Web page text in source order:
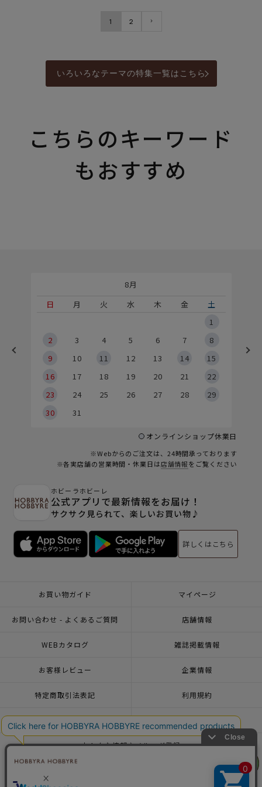
フェア
1 2
いろいろなテーマの特集一覧はこちら
こちらのキーワード
もおすすめ
フェア
8月
日
月 火 水 木 金
土
1
2
3 4 5 6 7
8
9
10 11 12 13 14
15
16
17 18 19 20 21
22
23
24 25 26 27 28
29
30
31
オンラインショップ休業日
※Webからのご注文は、24時間承っております
※各実店舗の営業時間・休業日は店舗情報をご覧ください
ホビーラホビーレ
公式アプリで最新情報をお届け！
サクサク見られて、楽しいお買い物♪
詳しくはこちら
お買い物ガイド マイページ
お問い合わせ - よくあるご質問 店舗情報
WEBカタログ 雑誌掲載情報
お客様レビュー 企業情報
特定商取引法表記 利用規約
一緒に働こう♪求人情報
おトクな情報♪メルマガ登録